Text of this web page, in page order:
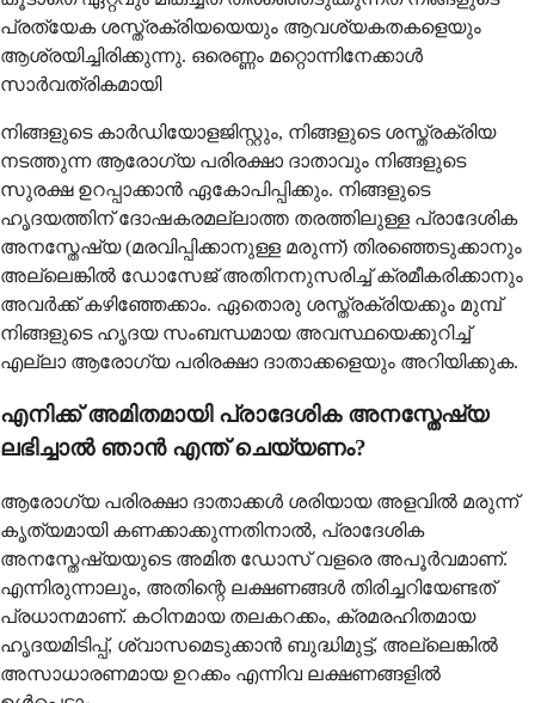
പ്രത്യേക ശസ്ത്രക്രിയയെയും ആവശ്യകതകളെയും
ആശ്രയിച്ചിരിക്കുന്നു. ഒരെണ്ണം മറ്റൊന്നിനേക്കാൾ
സാർവത്രികമായി
നിങ്ങളുടെ കാർഡിയോളജിസ്റ്റും, നിങ്ങളുടെ ശസ്ത്രക്രിയ
നടത്തുന്ന ആരോഗ്യ പരിരക്ഷാ ദാതാവും നിങ്ങളുടെ
സുരക്ഷ ഉറപ്പാക്കാൻ ഏകോപിപ്പിക്കും. നിങ്ങളുടെ
ഹൃദയത്തിന് ദോഷകരമല്ലാത്ത തരത്തിലുള്ള പ്രാദേശിക
അനസ്തേഷ്യ (മരവിപ്പിക്കാനുള്ള മരുന്ന്) തിരഞ്ഞെടുക്കാനും
അല്ലെങ്കിൽ ഡോസേജ് അതിനനുസരിച്ച് ക്രമീകരിക്കാനും
അവർക്ക് കഴിഞ്ഞേക്കാം. ഏതൊരു ശസ്ത്രക്രിയക്കും മുമ്പ്
നിങ്ങളുടെ ഹൃദയ സംബന്ധമായ അവസ്ഥയെക്കുറിച്ച്
എല്ലാ ആരോഗ്യ പരിരക്ഷാ ദാതാക്കളെയും അറിയിക്കുക.
എനിക്ക് അമിതമായി പ്രാദേശിക അനസ്തേഷ്യ
ലഭിച്ചാൽ ഞാൻ എന്ത് ചെയ്യണം?
ആരോഗ്യ പരിരക്ഷാ ദാതാക്കൾ ശരിയായ അളവിൽ മരുന്ന്
കൃത്യമായി കണക്കാക്കുന്നതിനാൽ, പ്രാദേശിക
അനസ്തേഷ്യയുടെ അമിത ഡോസ് വളരെ അപൂർവമാണ്.
എന്നിരുന്നാലും, അതിന്റെ ലക്ഷണങ്ങൾ തിരിച്ചറിയേണ്ടത്
പ്രധാനമാണ്. കഠിനമായ തലകറക്കം, ക്രമരഹിതമായ
ഹൃദയമിടിപ്പ്, ശ്വാസമെടുക്കാൻ ബുദ്ധിമുട്ട്, അല്ലെങ്കിൽ
അസാധാരണമായ ഉറക്കം എന്നിവ ലക്ഷണങ്ങളിൽ